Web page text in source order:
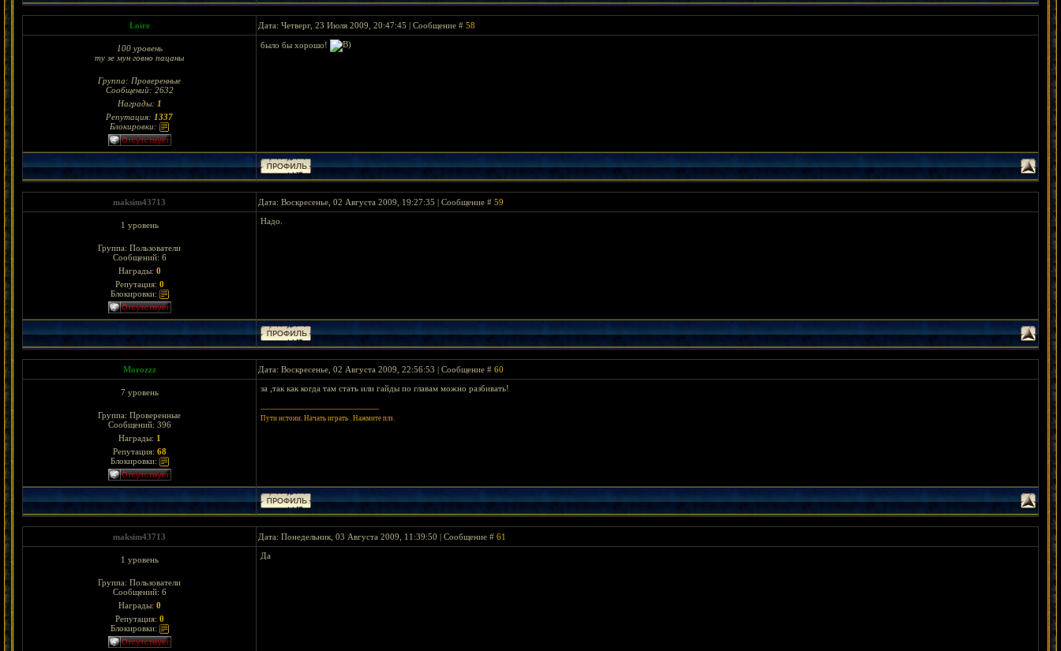
Loire Дата: Четверг, 23 Июля 2009, 20:47:45 | Сообщение # 58
100 уровень
ту зе мун говно пацаны
Группа: Проверенные
Сообщений: 2632
Награды: 1
Репутация: 1337
Блокировки:
было бы хорошо!
maksim43713 Дата: Воскресенье, 02 Августа 2009, 19:27:35 | Сообщение # 59
1 уровень
Группа: Пользователи
Сообщений: 6
Награды: 0
Репутация: 0
Блокировки:
Надо.
Morozzz Дата: Воскресенье, 02 Августа 2009, 22:56:53 | Сообщение # 60
7 уровень
Группа: Проверенные
Сообщений: 396
Награды: 1
Репутация: 68
Блокировки:
за ,так как когда там стать или гайды по главам можно разбивать!
Пути истоии. Начать играть . Нажмите плз.
maksim43713 Дата: Понедельник, 03 Августа 2009, 11:39:50 | Сообщение # 61
1 уровень
Группа: Пользователи
Сообщений: 6
Награды: 0
Репутация: 0
Блокировки:
Да